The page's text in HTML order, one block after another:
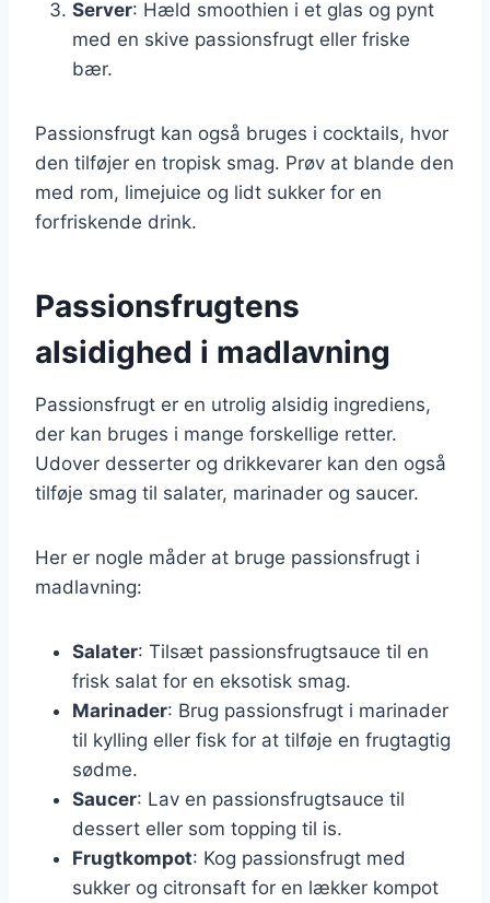
Server: Hæld smoothien i et glas og pynt
med en skive passionsfrugt eller friske
bær.
Passionsfrugt kan også bruges i cocktails, hvor
den tilføjer en tropisk smag. Prøv at blande den
med rom, limejuice og lidt sukker for en
forfriskende drink.
Passionsfrugtens
alsidighed i madlavning
Passionsfrugt er en utrolig alsidig ingrediens,
der kan bruges i mange forskellige retter.
Udover desserter og drikkevarer kan den også
tilføje smag til salater, marinader og saucer.
Her er nogle måder at bruge passionsfrugt i
madlavning:
Salater: Tilsæt passionsfrugtsauce til en
frisk salat for en eksotisk smag.
Marinader: Brug passionsfrugt i marinader
til kylling eller fisk for at tilføje en frugtagtig
sødme.
Saucer: Lav en passionsfrugtsauce til
dessert eller som topping til is.
Frugtkompot: Kog passionsfrugt med
sukker og citronsaft for en lækker kompot